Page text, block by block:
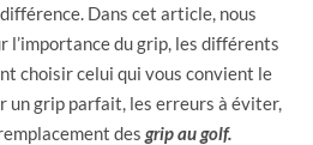
Dans cet article, nous
l’importance du grip, les différents
choisir celui qui vous convient le
un grip parfait, les erreurs à éviter,
des grip au golf.